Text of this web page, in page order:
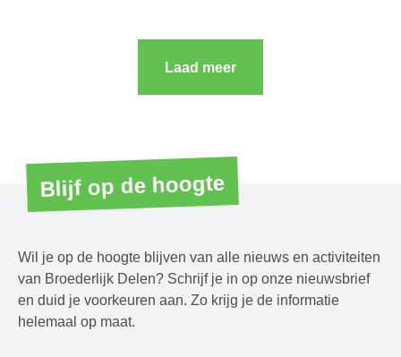
Laad meer
Blijf op de hoogte
Wil je op de hoogte blijven van alle nieuws en activiteiten
van Broederlijk Delen? Schrijf je in op onze nieuwsbrief
en duid je voorkeuren aan. Zo krijg je de informatie
helemaal op maat.